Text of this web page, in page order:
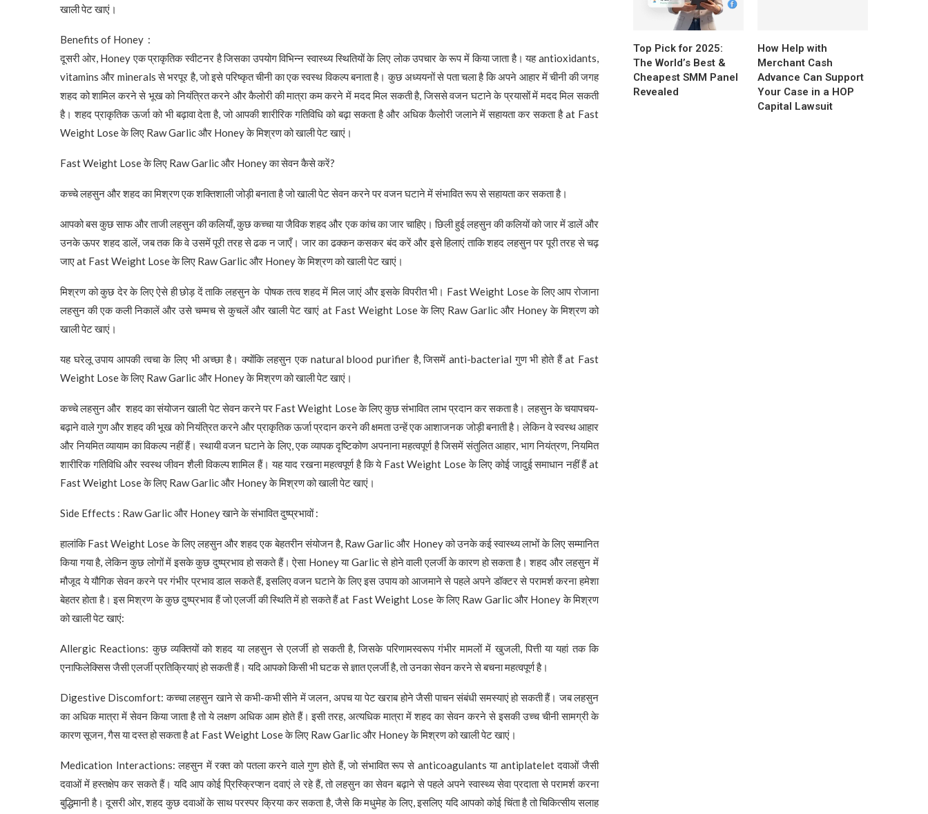
खाली पेट खाएं।
Benefits of Honey :
दूसरी ओर, Honey एक प्राकृतिक स्वीटनर है जिसका उपयोग विभिन्न स्वास्थ्य स्थितियों के लिए लोक उपचार के रूप में किया जाता है। यह antioxidants,
vitamins और minerals से भरपूर है, जो इसे परिष्कृत चीनी का एक स्वस्थ विकल्प बनाता है। कुछ अध्ययनों से पता चला है कि अपने आहार में चीनी की जगह
शहद को शामिल करने से भूख को नियंत्रित करने और कैलोरी की मात्रा कम करने में मदद मिल सकती है, जिससे वजन घटाने के प्रयासों में मदद मिल सकती
है। शहद प्राकृतिक ऊर्जा को भी बढ़ावा देता है, जो आपकी शारीरिक गतिविधि को बढ़ा सकता है और अधिक कैलोरी जलाने में सहायता कर सकता है at Fast
Weight Lose के लिए Raw Garlic और Honey के मिश्रण को खाली पेट खाएं।
Fast Weight Lose के लिए Raw Garlic और Honey का सेवन कैसे करें?
कच्चे लहसुन और शहद का मिश्रण एक शक्तिशाली जोड़ी बनाता है जो खाली पेट सेवन करने पर वजन घटाने में संभावित रूप से सहायता कर सकता है।
आपको बस कुछ साफ और ताजी लहसुन की कलियाँ, कुछ कच्चा या जैविक शहद और एक कांच का जार चाहिए। छिली हुई लहसुन की कलियों को जार में डालें और
उनके ऊपर शहद डालें, जब तक कि वे उसमें पूरी तरह से ढक न जाएँ। जार का ढक्कन कसकर बंद करें और इसे हिलाएं ताकि शहद लहसुन पर पूरी तरह से चढ़
जाए at Fast Weight Lose के लिए Raw Garlic और Honey के मिश्रण को खाली पेट खाएं।
मिश्रण को कुछ देर के लिए ऐसे ही छोड़ दें ताकि लहसुन के पोषक तत्व शहद में मिल जाएं और इसके विपरीत भी। Fast Weight Lose के लिए आप रोजाना
लहसुन की एक कली निकालें और उसे चम्मच से कुचलें और खाली पेट खाएं at Fast Weight Lose के लिए Raw Garlic और Honey के मिश्रण को
खाली पेट खाएं।
यह घरेलू उपाय आपकी त्वचा के लिए भी अच्छा है। क्योंकि लहसुन एक natural blood purifier है, जिसमें anti-bacterial गुण भी होते हैं at Fast
Weight Lose के लिए Raw Garlic और Honey के मिश्रण को खाली पेट खाएं।
कच्चे लहसुन और शहद का संयोजन खाली पेट सेवन करने पर Fast Weight Lose के लिए कुछ संभावित लाभ प्रदान कर सकता है। लहसुन के चयापचय-
बढ़ाने वाले गुण और शहद की भूख को नियंत्रित करने और प्राकृतिक ऊर्जा प्रदान करने की क्षमता उन्हें एक आशाजनक जोड़ी बनाती है। लेकिन वे स्वस्थ आहार
और नियमित व्यायाम का विकल्प नहीं हैं। स्थायी वजन घटाने के लिए, एक व्यापक दृष्टिकोण अपनाना महत्वपूर्ण है जिसमें संतुलित आहार, भाग नियंत्रण, नियमित
शारीरिक गतिविधि और स्वस्थ जीवन शैली विकल्प शामिल हैं। यह याद रखना महत्वपूर्ण है कि ये Fast Weight Lose के लिए कोई जादुई समाधान नहीं हैं at
Fast Weight Lose के लिए Raw Garlic और Honey के मिश्रण को खाली पेट खाएं।
Side Effects : Raw Garlic और Honey खाने के संभावित दुष्प्रभावों :
हालांकि Fast Weight Lose के लिए लहसुन और शहद एक बेहतरीन संयोजन है, Raw Garlic और Honey को उनके कई स्वास्थ्य लाभों के लिए सम्मानित
किया गया है, लेकिन कुछ लोगों में इसके कुछ दुष्प्रभाव हो सकते हैं। ऐसा Honey या Garlic से होने वाली एलर्जी के कारण हो सकता है। शहद और लहसुन में
मौजूद ये यौगिक सेवन करने पर गंभीर प्रभाव डाल सकते हैं, इसलिए वजन घटाने के लिए इस उपाय को आजमाने से पहले अपने डॉक्टर से परामर्श करना हमेशा
बेहतर होता है। इस मिश्रण के कुछ दुष्प्रभाव हैं जो एलर्जी की स्थिति में हो सकते हैं at Fast Weight Lose के लिए Raw Garlic और Honey के मिश्रण
को खाली पेट खाएं:
Allergic Reactions: कुछ व्यक्तियों को शहद या लहसुन से एलर्जी हो सकती है, जिसके परिणामस्वरूप गंभीर मामलों में खुजली, पित्ती या यहां तक कि
एनाफिलेक्सिस जैसी एलर्जी प्रतिक्रियाएं हो सकती हैं। यदि आपको किसी भी घटक से ज्ञात एलर्जी है, तो उनका सेवन करने से बचना महत्वपूर्ण है।
Digestive Discomfort: कच्चा लहसुन खाने से कभी-कभी सीने में जलन, अपच या पेट खराब होने जैसी पाचन संबंधी समस्याएं हो सकती हैं। जब लहसुन
का अधिक मात्रा में सेवन किया जाता है तो ये लक्षण अधिक आम होते हैं। इसी तरह, अत्यधिक मात्रा में शहद का सेवन करने से इसकी उच्च चीनी सामग्री के
कारण सूजन, गैस या दस्त हो सकता है at Fast Weight Lose के लिए Raw Garlic और Honey के मिश्रण को खाली पेट खाएं।
Medication Interactions: लहसुन में रक्त को पतला करने वाले गुण होते हैं, जो संभावित रूप से anticoagulants या antiplatelet दवाओं जैसी
दवाओं में हस्तक्षेप कर सकते हैं। यदि आप कोई प्रिस्क्रिप्शन दवाएं ले रहे हैं, तो लहसुन का सेवन बढ़ाने से पहले अपने स्वास्थ्य सेवा प्रदाता से परामर्श करना
बुद्धिमानी है। दूसरी ओर, शहद कुछ दवाओं के साथ परस्पर क्रिया कर सकता है, जैसे कि मधुमेह के लिए, इसलिए यदि आपको कोई चिंता है तो चिकित्सीय सलाह
Top Pick for 2025:
The World’s Best &
Cheapest SMM Panel
Revealed
How Help with
Merchant Cash
Advance Can Support
Your Case in a HOP
Capital Lawsuit